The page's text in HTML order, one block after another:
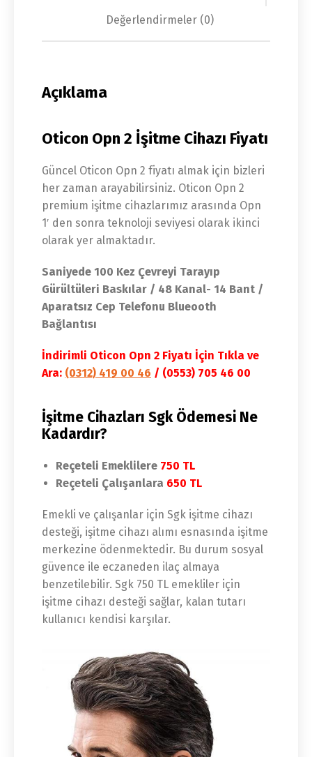
Değerlendirmeler (0)
Açıklama
Oticon Opn 2 İşitme Cihazı Fiyatı
Güncel Oticon Opn 2 fiyatı almak için bizleri
her zaman arayabilirsiniz. Oticon Opn 2
premium işitme cihazlarımız arasında Opn
1′ den sonra teknoloji seviyesi olarak ikinci
olarak yer almaktadır.
Saniyede 100 Kez Çevreyi Tarayıp
Gürültüleri Baskılar / 48 Kanal- 14 Bant /
Aparatsız Cep Telefonu Blueooth
Bağlantısı
İndirimli Oticon Opn 2 Fiyatı İçin Tıkla ve
Ara: (0312) 419 00 46 / (0553) 705 46 00
İşitme Cihazları Sgk Ödemesi Ne
Kadardır?
Reçeteli Emeklilere 750 TL
Reçeteli Çalışanlara 650 TL
Emekli ve çalışanlar için Sgk işitme cihazı
desteği, işitme cihazı alımı esnasında işitme
merkezine ödenmektedir. Bu durum sosyal
güvence ile eczaneden ilaç almaya
benzetilebilir. Sgk 750 TL emekliler için
işitme cihazı desteği sağlar, kalan tutarı
kullanıcı kendisi karşılar.